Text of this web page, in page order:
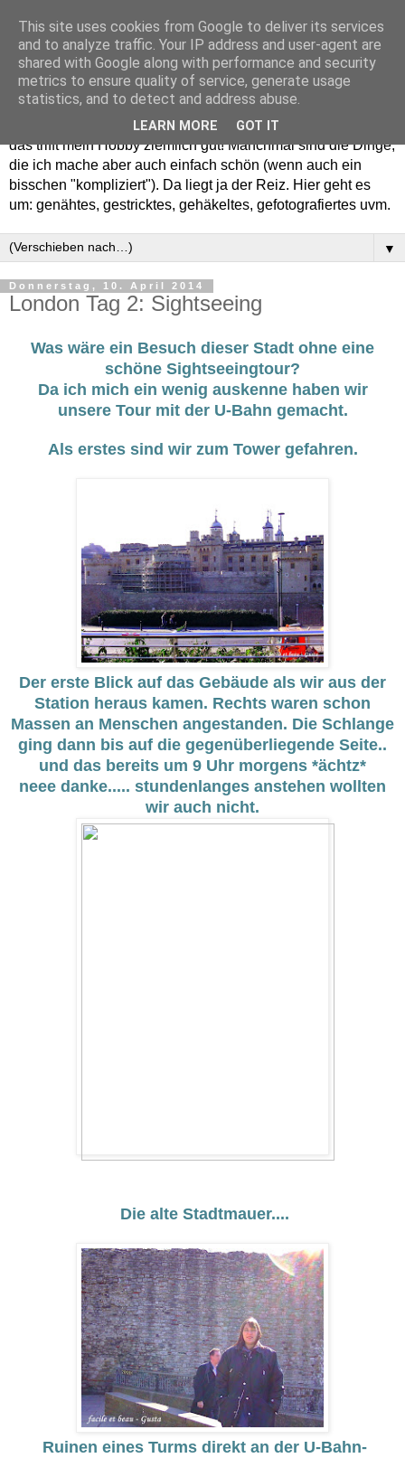
Willkommen in meinem "Wohnzimmer". Einfach und schön -
das trifft mein Hobby ziemlich gut! Manchmal sind die Dinge,
die ich mache aber auch einfach schön (wenn auch ein
bisschen "kompliziert"). Da liegt ja der Reiz. Hier geht es
um: genähtes, gestricktes, gehäkeltes, gefotografiertes uvm.
▼
Donnerstag, 10. April 2014
London Tag 2: Sightseeing
Was wäre ein Besuch dieser Stadt ohne eine
schöne Sightseeingtour?
Da ich mich ein wenig auskenne haben wir
unsere Tour mit der U-Bahn gemacht.
Als erstes sind wir zum Tower gefahren.
Der erste Blick auf das Gebäude als wir aus der
Station heraus kamen. Rechts waren schon
Massen an Menschen angestanden. Die Schlange
ging dann bis auf die gegenüberliegende Seite..
und das bereits um 9 Uhr morgens *ächtz*
neee danke..... stundenlanges anstehen wollten
wir auch nicht.
Die alte Stadtmauer....
Ruinen eines Turms direkt an der U-Bahn-
This site uses cookies from Google to deliver its services
and to analyze traffic. Your IP address and user-agent are
shared with Google along with performance and security
metrics to ensure quality of service, generate usage
statistics, and to detect and address abuse.
LEARN MORE GOT IT